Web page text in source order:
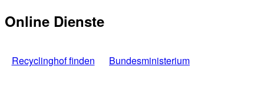
Online Dienste
Recyclinghof finden Bundesministerium